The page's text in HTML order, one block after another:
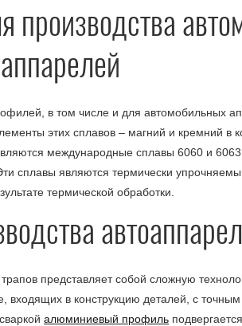
производства
в том числе и для автомобильных
этих сплавов – магний и кремний в
международные сплавы 6060 и
сплавы являются термически
термической обработки.
представляет собой сложную
входящих в конструкцию деталей, с
алюминиевый профиль